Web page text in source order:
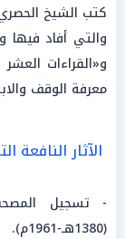
كتب الشيخ
والتي أفاد فيها
و«القراءات
معرفة الوقف
الآثار
- تسجيل
(1380هـ-1961م).